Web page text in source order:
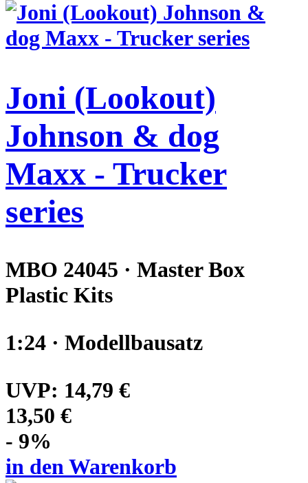
Joni (Lookout)
Johnson & dog
Maxx - Trucker
series
MBO 24045 · Master Box
Plastic Kits
1:24 · Modellbausatz
UVP: 14,79 €
13,50 €
- 9%
in den Warenkorb